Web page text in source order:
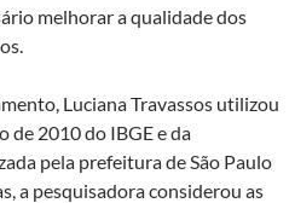
melhorar a qualidade dos
Luciana Travassos utilizou
de 2010 do IBGE e da
pela prefeitura de São Paulo
a pesquisadora considerou as